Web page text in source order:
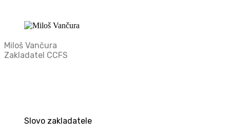
Miloš Vančura
Zakladatel CCFS
Slovo zakladatele